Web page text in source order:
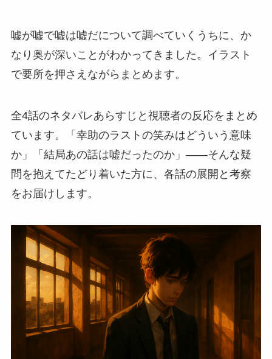
嘘が嘘で嘘は嘘だについて調べていくうちに、か
なり奥が深いことがわかってきました。イラスト
で要所を押さえながらまとめます。
全4話のネタバレあらすじと視聴者の反応をまとめ
ています。「幸助のラストの笑みはどういう意味
か」「結局あの話は嘘だったのか」——そんな疑
問を抱えてたどり着いた方に、各話の展開と考察
をお届けします。